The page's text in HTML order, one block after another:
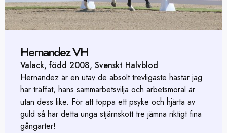
Hernandez VH
Valack, född 2008, Svenskt Halvblod
Hernandez är en utav de absolt trevligaste hästar jag
har träffat, hans sammarbetsvilja och arbetsmoral är
utan dess like. För att toppa ett psyke och hjärta av
guld så har detta unga stjärnskott tre jämna riktigt fina
gångarter!